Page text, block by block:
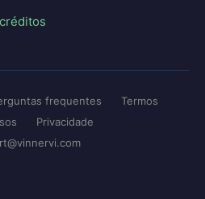
frequentes
Termos
Privacidade